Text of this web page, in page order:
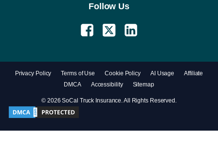
Follow Us
© 2026 SoCal Truck Insurance. All Rights Reserved.
Privacy Policy Terms of Use Cookie Policy AI Usage
Affiliate
DMCA
Accessibility Sitemap